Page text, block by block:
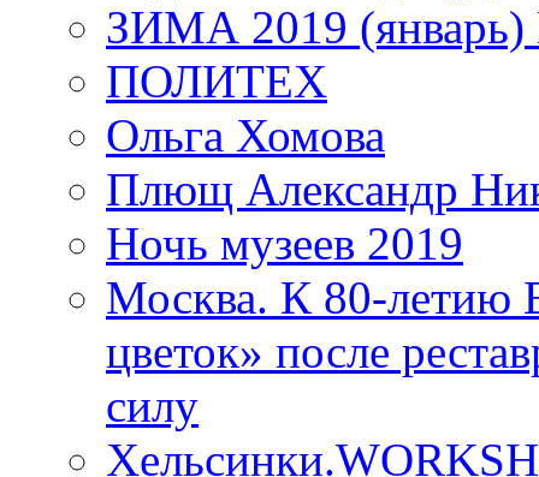
ЗИМА 2019 (январь)
ПОЛИТЕХ
Ольга Хомова
Плющ Александр
Ночь музеев 2019
Москва. К 80-
цветок» после
силу